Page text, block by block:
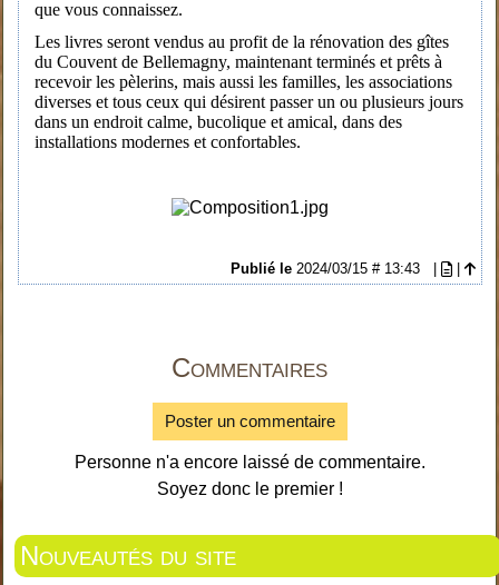
que vous connaissez.
Les livres seront vendus au profit de la rénovation des gîtes
du Couvent de Bellemagny, maintenant terminés et prêts à
recevoir les pèlerins, mais aussi les familles, les associations
diverses et tous ceux qui désirent passer un ou plusieurs jours
dans un endroit calme, bucolique et amical, dans des
installations modernes et confortables.
Publié le 2024/03/15 # 13:43
Commentaires
Poster un commentaire
Personne n'a encore laissé de commentaire.
Soyez donc le premier !
Nouveautés du site